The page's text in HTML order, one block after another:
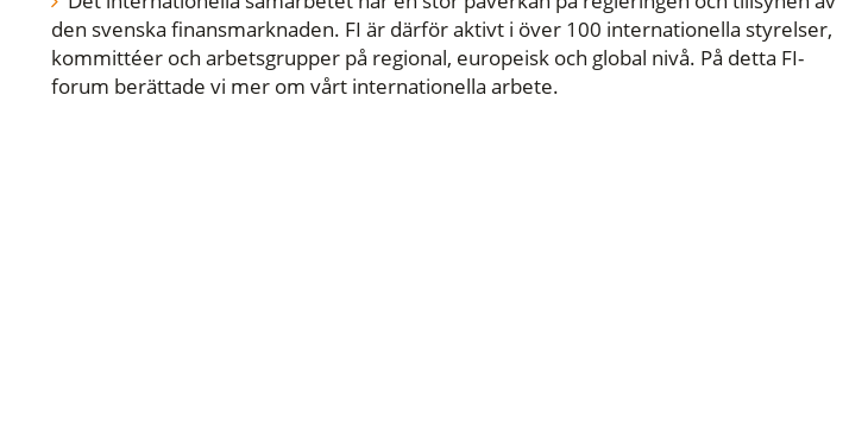
den svenska finansmarknaden. FI är därför aktivt i över 100 internationella styrelser,
kommittéer och arbetsgrupper på regional, europeisk och global nivå. På detta FI-
forum berättade vi mer om vårt internationella arbete.